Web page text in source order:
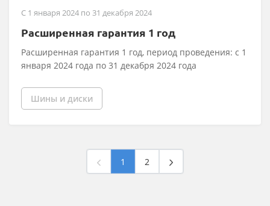
C 1 января 2024 по 31 декабря 2024
Расширенная гарантия 1 год
Расширенная гарантия 1 год, период проведения: с 1
января 2024 года по 31 декабря 2024 года
Шины и диски
1 2